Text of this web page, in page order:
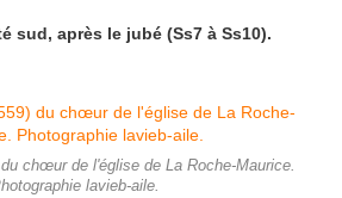
sud, après le jubé (Ss7 à Ss10).
chœur de l'église de La Roche-Maurice.
lavieb-aile.